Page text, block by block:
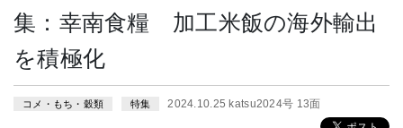
集：幸南食糧 加工米飯の海外輸出
を積極化
コメ・もち・穀類 特集 2024.10.25 katsu2024号 13面